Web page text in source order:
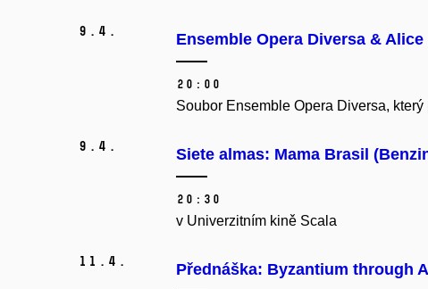
9. 4. Ensemble Opera Diversa &
20:00
Soubor Ensemble Opera Diversa,
9. 4. Siete almas: Mama Brasil
20:30
v Univerzitním kině Scala
11. 4. Přednáška: Byzantium through